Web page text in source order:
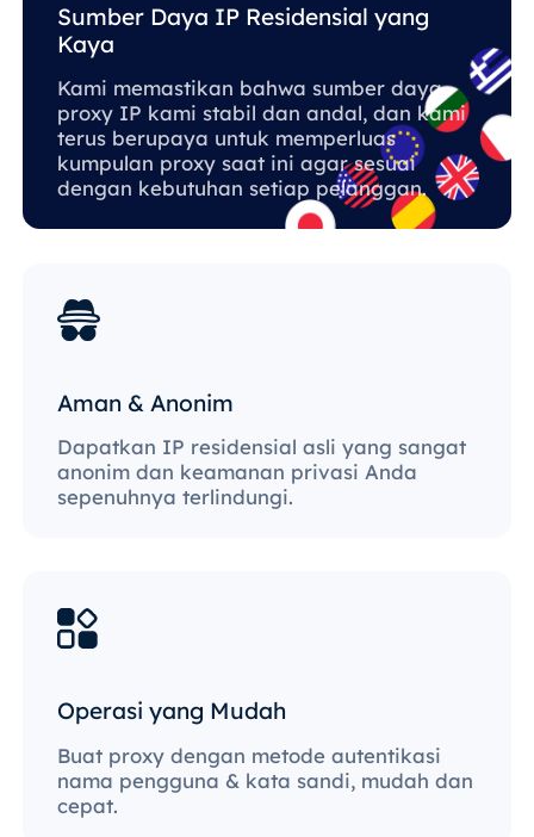
Sumber Daya IP Residensial yang
Kaya
Kami memastikan bahwa sumber daya
proxy IP kami stabil dan andal, dan kami
terus berupaya untuk memperluas
kumpulan proxy saat ini agar sesuai
dengan kebutuhan setiap pelanggan.
Aman & Anonim
Dapatkan IP residensial asli yang sangat
anonim dan keamanan privasi Anda
sepenuhnya terlindungi.
Operasi yang Mudah
Buat proxy dengan metode autentikasi
nama pengguna & kata sandi, mudah dan
cepat.